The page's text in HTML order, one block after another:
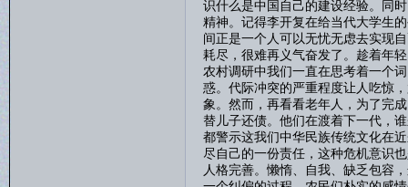
识什么是中国自己的建设经验。同
精神。记得李开复在给当代大学生
间正是一个人可以无忧无虑去实现
耗尽，很难再义气奋发了。趁着年
农村调研中我们一直在思考着一个
惑。代际冲突的严重程度让人吃惊
象。然而，再看看老年人，为了完
替儿子还债。他们在渡着下一代，
都警示这我们中华民族传统文化在
尽自己的一份责任，这种危机意识
人格完善。懒惰、自我、缺乏包容